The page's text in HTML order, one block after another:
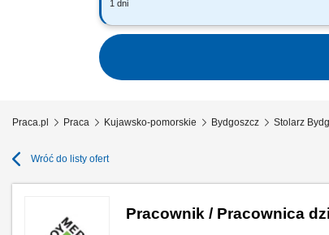
1 dni
Główne obowiązki
Praca.pl Praca Kujawsko-pomorskie Bydgoszcz Stolarz
Wróć do listy ofert
Pracownik / Pracownica